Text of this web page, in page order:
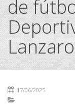
de
17/06/2025